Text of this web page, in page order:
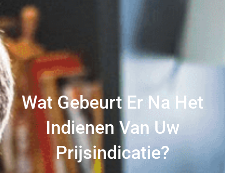
Wat Gebeurt Er Na Het
Indienen Van Uw
Prijsindicatie?